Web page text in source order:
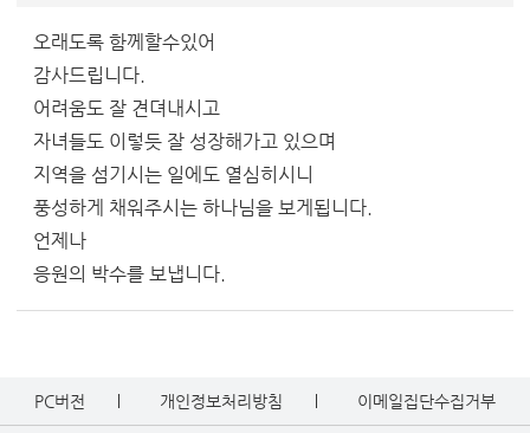
오래도록 함께할수있어
감사드립니다.
어려움도 잘 견뎌내시고
자녀들도 이렇듯 잘 성장해가고 있으며
지역을 섬기시는 일에도 열심히시니
풍성하게 채워주시는 하나님을 보게됩니다.
언제나
응원의 박수를 보냅니다.
PC버전 개인정보처리방침 이메일집단수집거부